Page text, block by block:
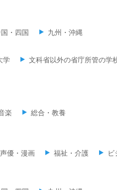
・四国 九州・沖縄
学 文科省以外の省庁所管の学
楽 総合・教養
優・漫画 福祉・介護 ビ